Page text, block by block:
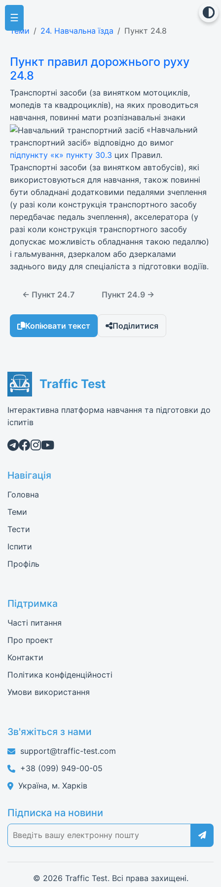
☰
Теми 24. Навчальна їзда Пункт 24.8
Пункт правил дорожнього руху
24.8
Транспортні засоби (за винятком мотоциклів,
мопедів та квадроциклів), на яких проводиться
навчання, повинні мати розпізнавальні знаки
«Навчальний
транспортний засіб» відповідно до вимог
підпункту «к» пункту 30.3 цих Правил.
Транспортні засоби (за винятком автобусів), які
використовуються для навчання, також повинні
бути обладнані додатковими педалями зчеплення
(у разі коли конструкція транспортного засобу
передбачає педаль зчеплення), акселератора (у
разі коли конструкція транспортного засобу
допускає можливість обладнання такою педаллю)
і гальмування, дзеркалом або дзеркалами
заднього виду для спеціаліста з підготовки водіїв.
← Пункт 24.7 Пункт 24.9 →
Копіювати текст Поділитися
Traffic Test
Інтерактивна платформа навчання та підготовки до
іспитів
Навігація
Головна
Теми
Тести
Іспити
Профіль
Підтримка
Часті питання
Про проект
Контакти
Політика конфіденційності
Умови використання
Зв'яжіться з нами
support@traffic-test.com
+38 (099) 949-00-05
Україна, м. Харків
Підписка на новини
© 2026 Traffic Test. Всі права захищені.